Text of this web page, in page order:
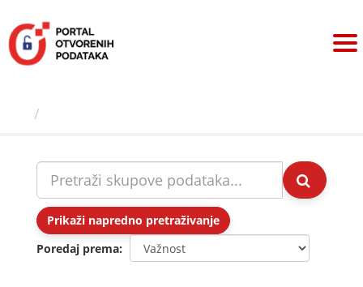
sadržaj
Prikaži napredno pretraživanje
Poredaj prema